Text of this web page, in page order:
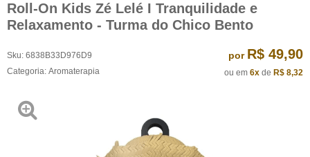
Roll-On Kids Zé Lelé I Tranquilidade e
Relaxamento - Turma do Chico Bento
Sku: 6838B33D976D9
Categoria: Aromaterapia
por R$ 49,90
ou em 6x de R$ 8,32